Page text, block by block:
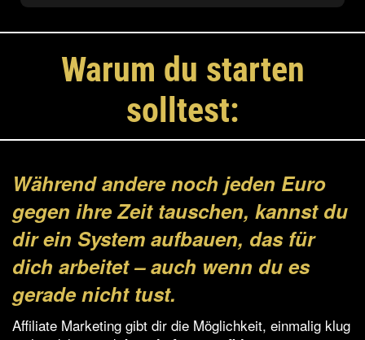
Warum du starten
solltest:
Während andere noch jeden Euro
gegen ihre Zeit tauschen, kannst du
dir ein System aufbauen, das für
dich arbeitet – auch wenn du es
gerade nicht tust.
Affiliate Marketing gibt dir die Möglichkeit, einmalig klug